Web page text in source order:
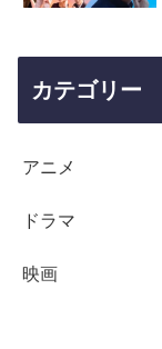
カテゴリー
アニメ
ドラマ
映画